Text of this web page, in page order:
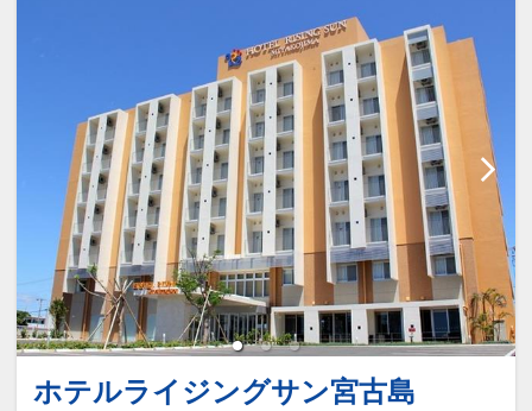
にはコンビニや飲食店もあり、立地
的にも価格的にも非常に利用しやす
いホテルです。
【アクセス】宮古空港より車で約10
分、下地島空港より車で約20分
【駐車場料金】無料
【チェックイン・アウト】15：
00/11：00
【宿泊特典】
■シャワー＆ダイビング器材洗い場
利用可
ホテルライジングサン宮古島